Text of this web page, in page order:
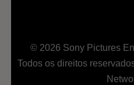
© 2026 Sony Pictures
Todos os direitos